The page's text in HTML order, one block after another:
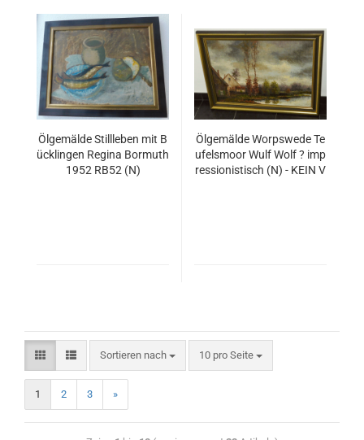
Ölgemälde Stillleben mit B
ücklingen Regina Bormuth
1952 RB52 (N)
Ölgemälde Worpswede Te
ufelsmoor Wulf Wolf ? imp
ressionistisch (N) - KEIN V
Sortieren nach 10 pro Seite
1 2 3 »